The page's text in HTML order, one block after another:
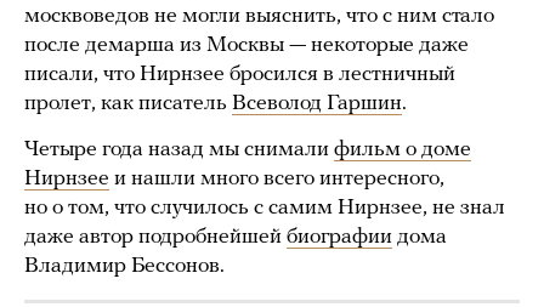
москвоведов не могли выяснить, что с ним стало
после демарша из Москвы — некоторые даже
писали, что Нирнзее бросился в лестничный
пролет, как писатель Всеволод Гаршин.
Четыре года назад мы снимали фильм о доме
Нирнзее и нашли много всего интересного,
но о том, что случилось с самим Нирнзее, не знал
даже автор подробнейшей биографии дома
Владимир Бессонов.